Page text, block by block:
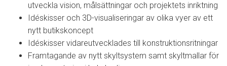
utveckla vision, målsättningar och projektets inriktning
Idéskisser och 3D-visualiseringar av olika vyer av ett
nytt butikskoncept
Idéskisser vidareutvecklades till konstruktionsritningar
Framtagande av nytt skyltsystem samt skyltmallar för